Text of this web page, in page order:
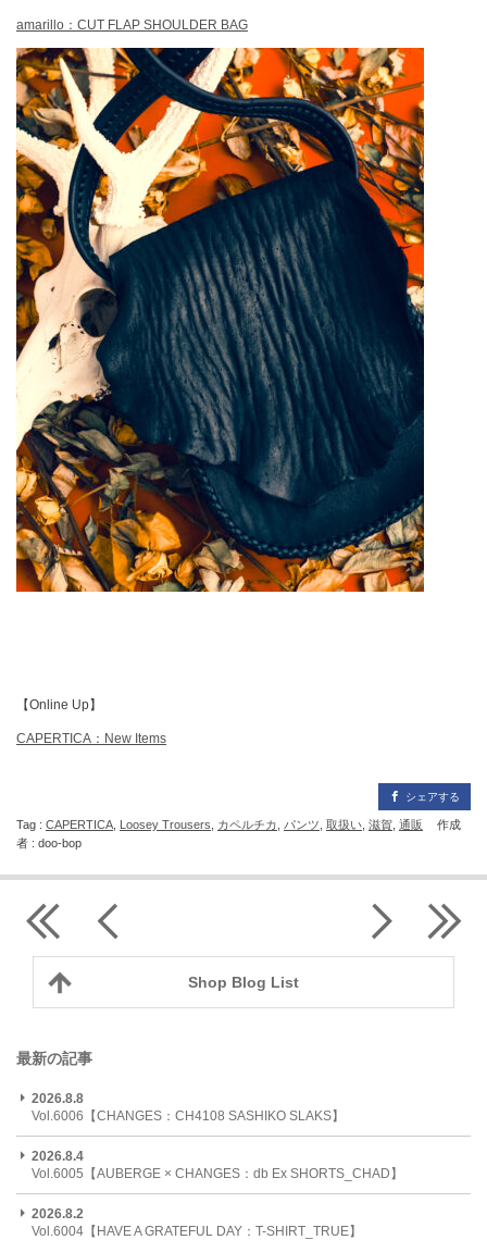
amarillo：CUT FLAP SHOULDER BAG
【Online Up】
CAPERTICA：New Items
シェアする
Tag : CAPERTICA Loosey Trousers カペルチカ パンツ 取扱い 滋賀 通販
作成
者 : doo-bop
Shop Blog List
最新の記事
2026.8.8
Vol.6006【CHANGES：CH4108 SASHIKO SLAKS】
2026.8.4
Vol.6005【AUBERGE × CHANGES：db Ex SHORTS_CHAD】
2026.8.2
Vol.6004【HAVE A GRATEFUL DAY：T-SHIRT_TRUE】